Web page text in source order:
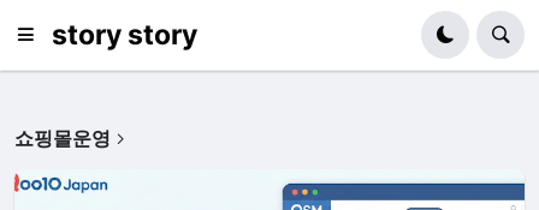
story story
쇼핑몰운영